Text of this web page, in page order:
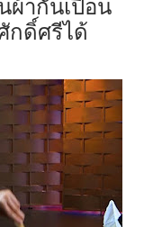
ผ้ากันเปื้อน
กดิ์ศรีได้